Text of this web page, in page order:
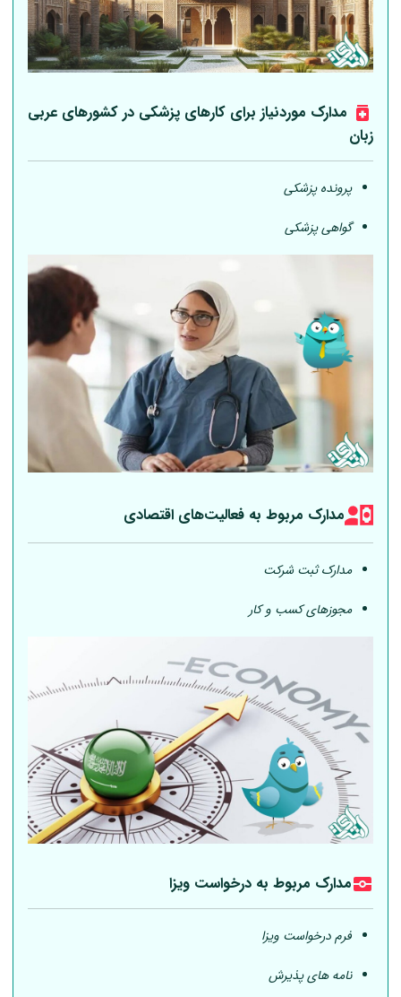
مدارک موردنیاز برای کارهای پزشکی در کشورهای عربی
زبان
پرونده پزشکی
گواهی پزشکی
مدارک مربوط به فعالیت‎‌های اقتصادی
مدارک ثبت شرکت
مجوزهای کسب و کار
مدارک مربوط به درخواست ویزا
فرم درخواست ویزا
نامه های پذیرش